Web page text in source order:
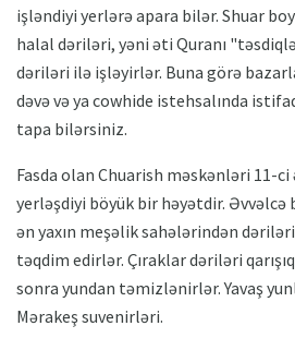
işləndiyi yerlərə apara bilər. Shuar
halal dəriləri, yəni əti Quranı
dəriləri ilə işləyirlər. Buna görə
dəvə və ya cowhide istehsalında
tapa bilərsiniz.
Fasda olan Chuarish məskənləri 11-
yerləşdiyi böyük bir həyətdir. Əvvəlcə
ən yaxın meşəlik sahələrindən
təqdim edirlər. Çıraklar dəriləri
sonra yundan təmizlənirlər. Yavaş
Mərakeş suvenirləri.